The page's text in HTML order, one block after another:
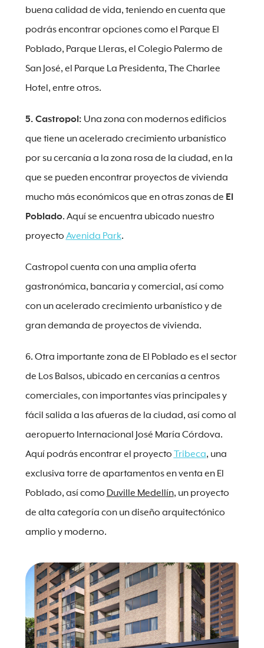
buena calidad de vida, teniendo en cuenta que
podrás encontrar opciones como el Parque El
Poblado, Parque Lleras, el Colegio Palermo de
San José, el Parque La Presidenta, The Charlee
Hotel, entre otros.
5. Castropol: Una zona con modernos edificios
que tiene un acelerado crecimiento urbanístico
por su cercanía a la zona rosa de la ciudad, en la
que se pueden encontrar proyectos de vivienda
mucho más económicos que en otras zonas de El
Poblado. Aquí se encuentra ubicado nuestro
proyecto Avenida Park.
Castropol cuenta con una amplia oferta
gastronómica, bancaria y comercial, así como
con un acelerado crecimiento urbanístico y de
gran demanda de proyectos de vivienda.
6. Otra importante zona de El Poblado es el sector
de Los Balsos, ubicado en cercanías a centros
comerciales, con importantes vías principales y
fácil salida a las afueras de la ciudad, así como al
aeropuerto Internacional José María Córdova.
Aquí podrás encontrar el proyecto Tribeca, una
exclusiva torre de apartamentos en venta en El
Poblado, así como Duville Medellín, un proyecto
de alta categoría con un diseño arquitectónico
amplio y moderno.